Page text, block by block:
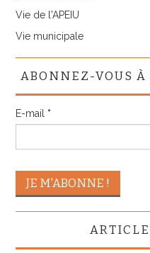
Vie de l'APEIU
Vie municipale
ABONNEZ-VOUS À
E-mail *